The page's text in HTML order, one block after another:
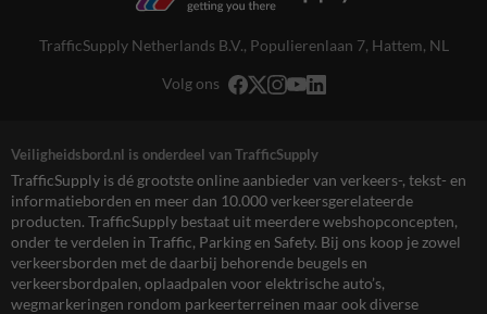
TrafficSupply Netherlands B.V., Populierenlaan 7, Hattem, NL
Volg ons
Veiligheidsbord.nl is onderdeel van TrafficSupply
TrafficSupply is dé grootste online aanbieder van verkeers-, tekst- en
informatieborden en meer dan 10.000 verkeersgerelateerde
producten. TrafficSupply bestaat uit meerdere webshopconcepten,
onder te verdelen in Traffic, Parking en Safety. Bij ons koop je zowel
verkeersborden met de daarbij behorende beugels en
verkeersbordpalen, oplaadpalen voor elektrische auto’s,
wegmarkeringen rondom parkeerterreinen maar ook diverse